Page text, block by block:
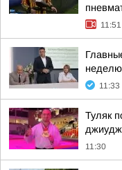
11:51
неделю
11:33
Туляк
11:30